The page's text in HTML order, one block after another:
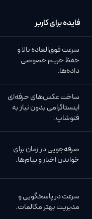
فایده برای کاربر
سرعت فوق‌العاده بالا و
حفظ حریم خصوصی
داده‌ها.
ساخت عکس‌های حرفه‌ای
اینستاگرامی بدون نیاز به
فتوشاپ.
صرفه‌جویی در زمان برای
خواندن اخبار و پیام‌ها.
سرعت در پاسخگویی و
مدیریت بهتر مکالمات.